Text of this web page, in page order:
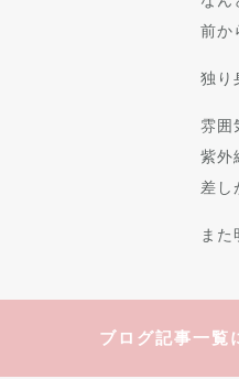
前か
独り
雰囲
紫外
差し
また
ブログ記事一覧